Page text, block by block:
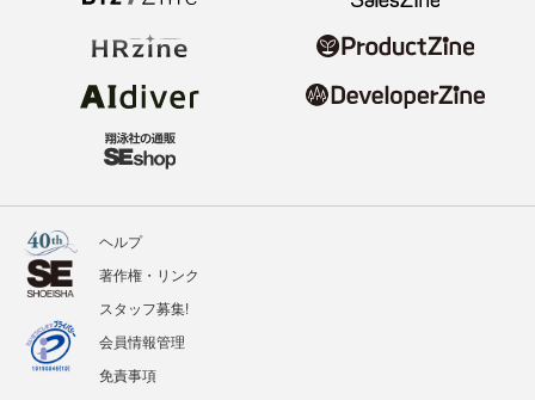
ヘルプ
著作権・リンク
スタッフ募集!
会員情報管理
免責事項